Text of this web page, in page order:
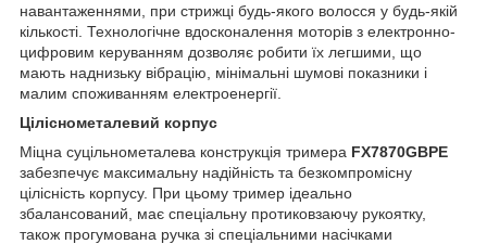
навантаженнями, при стрижці будь-якого волосся у будь-якій
кількості. Технологічне вдосконалення моторів з електронно-
цифровим керуванням дозволяє робити їх легшими, що
мають наднизьку вібрацію, мінімальні шумові показники і
малим споживанням електроенергії.
Ціліснометалевий корпус
Міцна суцільнометалева конструкція тримера FX7870GBPE
забезпечує максимальну надійність та безкомпромісну
цілісність корпусу. При цьому тример ідеально
збалансований, має спеціальну протиковзаючу рукоятку,
також прогумована ручка зі спеціальними насічками